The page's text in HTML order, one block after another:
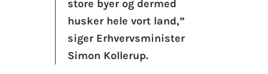
store byer og dermed
husker hele vort land,”
siger Erhvervsminister
Simon Kollerup.